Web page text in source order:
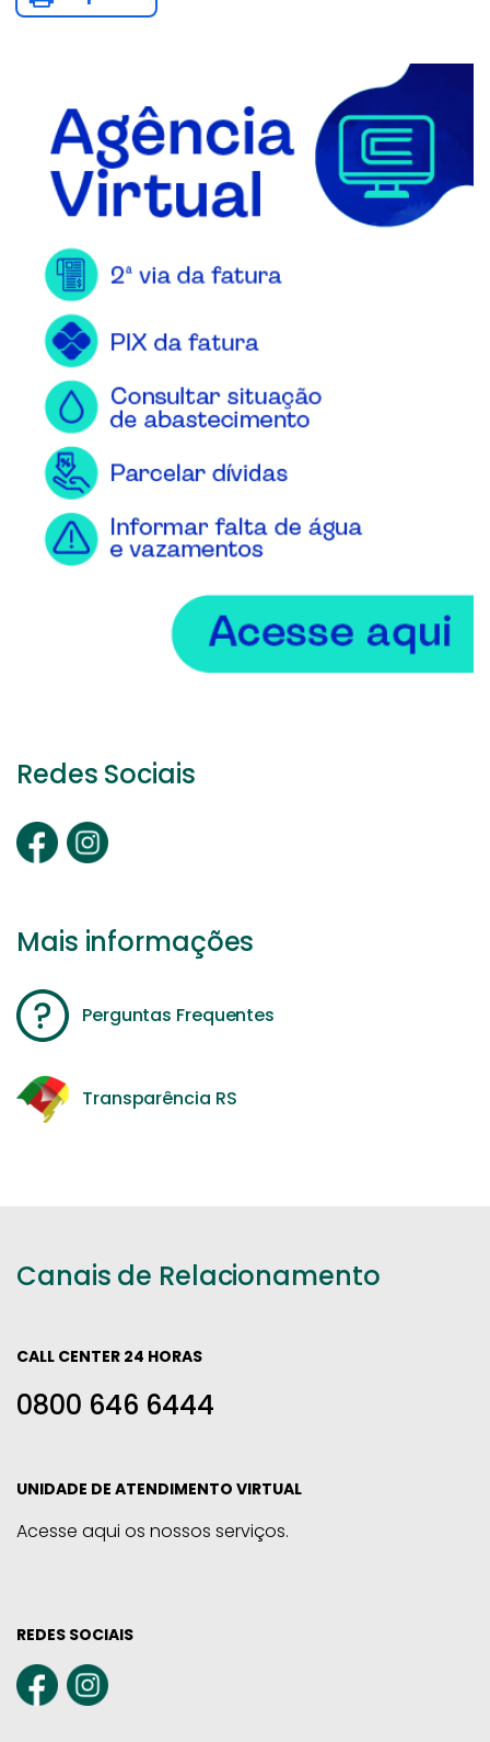
Redes Sociais
Mais informações
Perguntas Frequentes
Transparência RS
Canais de Relacionamento
CALL CENTER 24 HORAS
0800 646 6444
UNIDADE DE ATENDIMENTO VIRTUAL
Acesse aqui os nossos serviços.
REDES SOCIAIS